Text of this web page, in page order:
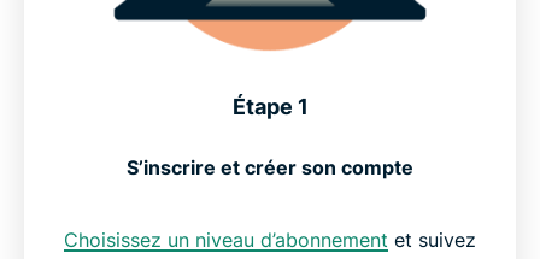
Étape 1
S’inscrire et créer son compte
Choisissez un niveau d’abonnement et suivez